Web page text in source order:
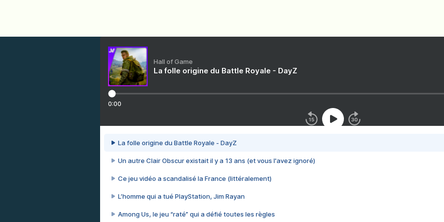
Hall of Game
La folle origine du Battle Royale - DayZ
0:00
La folle origine du Battle Royale - DayZ
Un autre Clair Obscur existait il y a 13 ans (et vous l'avez ignoré)
Ce jeu vidéo a scandalisé la France (littéralement)
L’homme qui a tué PlayStation, Jim Rayan
Among Us, le jeu “raté” qui a défié toutes les règles